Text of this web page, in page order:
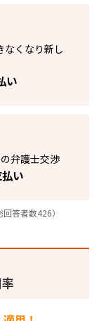
くなり新し
い
弁護士交渉
い
答者数426）